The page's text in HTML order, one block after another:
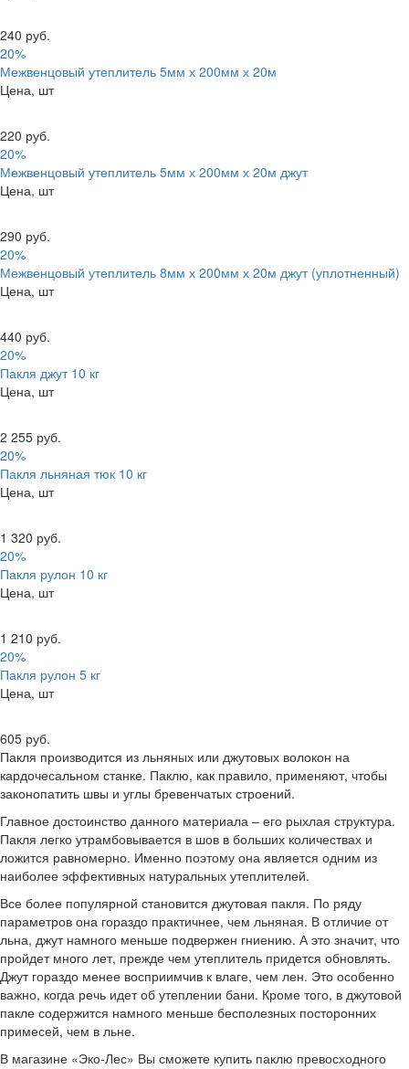
240 руб.
20%
Межвенцовый утеплитель 5мм х 200мм х 20м
Цена, шт
220 руб.
20%
Межвенцовый утеплитель 5мм х 200мм х 20м джут
Цена, шт
290 руб.
20%
Межвенцовый утеплитель 8мм х 200мм х 20м джут (уплотненный)
Цена, шт
440 руб.
20%
Пакля джут 10 кг
Цена, шт
2 255 руб.
20%
Пакля льняная тюк 10 кг
Цена, шт
1 320 руб.
20%
Пакля рулон 10 кг
Цена, шт
1 210 руб.
20%
Пакля рулон 5 кг
Цена, шт
605 руб.
Пакля производится из льняных или джутовых волокон на
кардочесальном станке. Паклю, как правило, применяют, чтобы
законопатить швы и углы бревенчатых строений.
Главное достоинство данного материала – его рыхлая структура.
Пакля легко утрамбовывается в шов в больших количествах и
ложится равномерно. Именно поэтому она является одним из
наиболее эффективных натуральных утеплителей.
Все более популярной становится джутовая пакля. По ряду
параметров она гораздо практичнее, чем льняная. В отличие от
льна, джут намного меньше подвержен гниению. А это значит, что
пройдет много лет, прежде чем утеплитель придется обновлять.
Джут гораздо менее восприимчив к влаге, чем лен. Это особенно
важно, когда речь идет об утеплении бани. Кроме того, в джутовой
пакле содержится намного меньше бесполезных посторонних
примесей, чем в льне.
В магазине «Эко-Лес» Вы сможете купить паклю превосходного